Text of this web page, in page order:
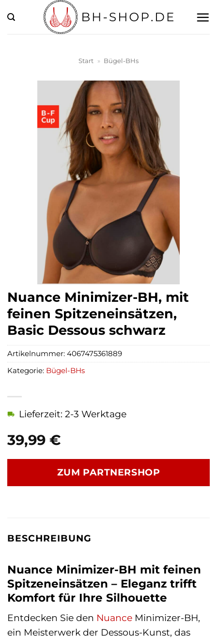
Inhalt
springen
Start » Bügel-BHs
Nuance Minimizer-BH, mit
feinen Spitzeneinsätzen,
Basic Dessous schwarz
39,99 €
Lieferzeit: 2-3 Werktage
ZUM PARTNERSHOP
Artikelnummer: 4067475361889
Kategorie: Bügel-BHs
BESCHREIBUNG
Nuance Minimizer-BH mit feinen
Spitzeneinsätzen – Eleganz trifft
Komfort für Ihre Silhouette
Entdecken Sie den Nuance Minimizer-BH,
ein Meisterwerk der Dessous-Kunst, das